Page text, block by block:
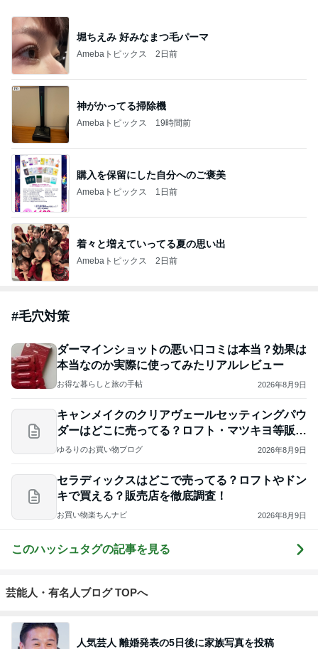
堀ちえみ 好みなまつ毛パーマ
Amebaトピックス 2日前
神がかってる掃除機
Amebaトピックス 19時間前
購入を保留にした自分へのご褒美
Amebaトピックス 1日前
着々と増えていってる夏の思い出
Amebaトピックス 2日前
#毛穴対策
ダーマインショットの悪い口コミは本当？効果は
本当なのか実際に使ってみたリアルレビュー
お得な暮らしと旅の手帖 2026年8月9日
キャンメイクのクリアヴェールセッティングパウ
ダーはどこに売ってる？ロフト・マツキヨ等販売
店舗調査
ゆるりのお買い物ブログ 2026年8月9日
セラディックスはどこで売ってる？ロフトやドン
キで買える？販売店を徹底調査！
お買い物楽ちんナビ 2026年8月9日
このハッシュタグの記事を見る
芸能人・有名人ブログ TOPへ
人気芸人 離婚発表の5日後に家族写真を投稿